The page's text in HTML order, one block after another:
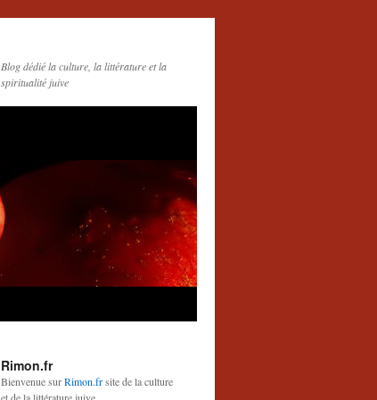
Blog dédié la culture, la littérature et la
spiritualité juive
Rimon.fr
Bienvenue surRimon.frsite de la culture